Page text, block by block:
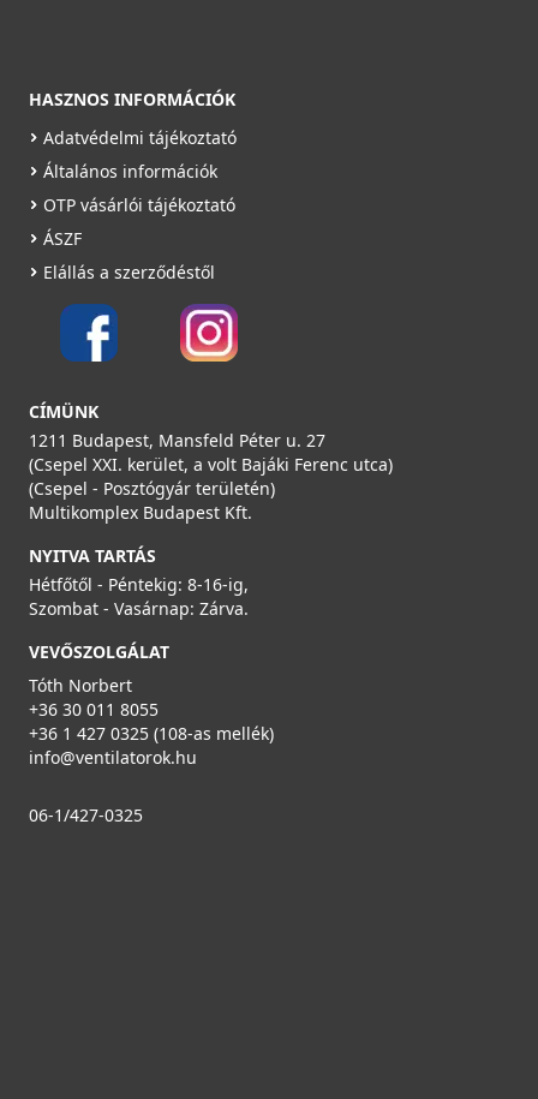
HASZNOS INFORMÁCIÓK
Adatvédelmi tájékoztató
Általános információk
OTP vásárlói tájékoztató
ÁSZF
Elállás a szerződéstől
CÍMÜNK
1211 Budapest, Mansfeld Péter u. 27
(Csepel XXI. kerület, a volt Bajáki Ferenc utca)
(Csepel - Posztógyár területén)
Multikomplex Budapest Kft.
NYITVA TARTÁS
Hétfőtől - Péntekig: 8-16-ig,
Szombat - Vasárnap: Zárva.
VEVŐSZOLGÁLAT
Tóth Norbert
+36 30 011 8055
+36 1 427 0325 (108-as mellék)
info@ventilatorok.hu
06-1/427-0325